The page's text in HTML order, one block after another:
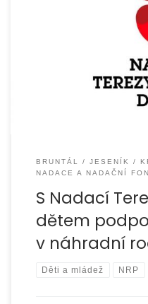
Pro období 1. 1. – 30. 6.
28.000,- Kč od Nadace
BRUNTÁL JESENÍK
NADACE A NADAČNÍ
S Nadací
dětem
v náhradní
Děti a mládež NRP